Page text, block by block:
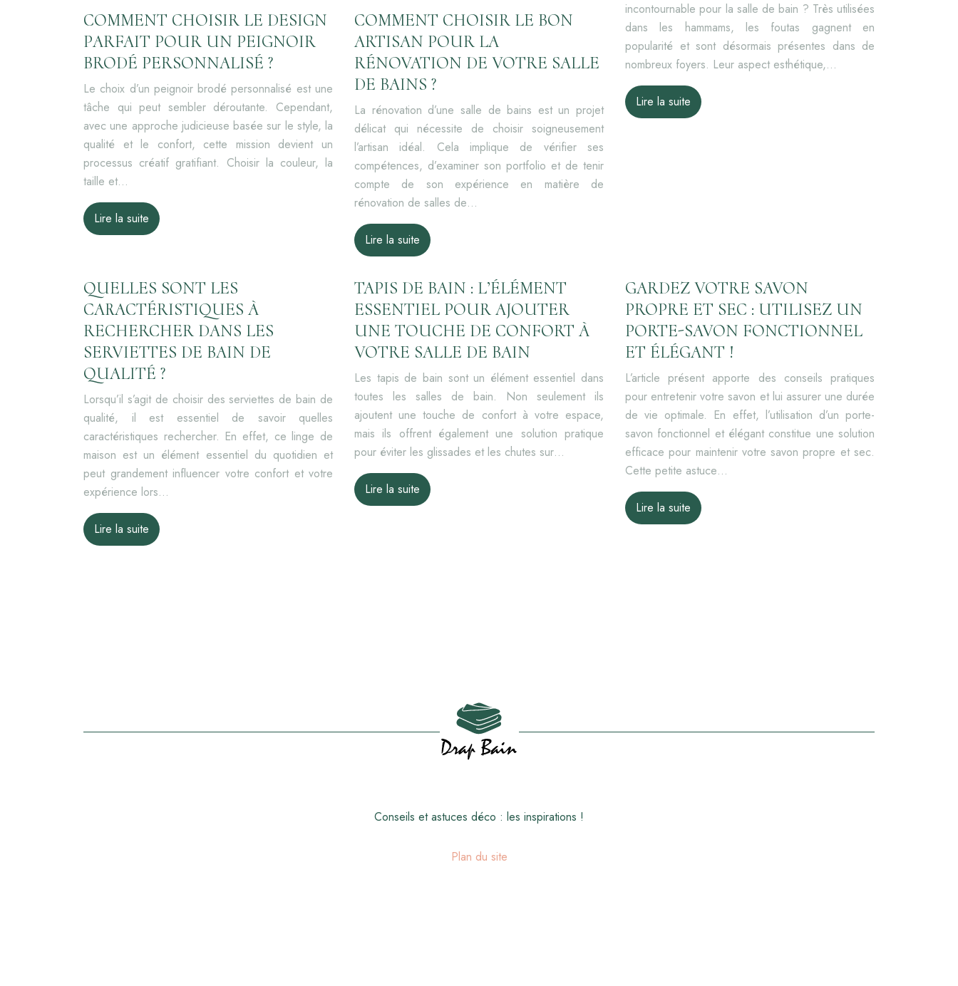
COMMENT CHOISIR LE DESIGN
PARFAIT POUR UN PEIGNOIR
BRODÉ PERSONNALISÉ ?
Le choix d’un peignoir brodé personnalisé est une
tâche qui peut sembler déroutante. Cependant,
avec une approche judicieuse basée sur le style, la
qualité et le confort, cette mission devient un
processus créatif gratifiant. Choisir la couleur, la
taille et…
Lire la suite
COMMENT CHOISIR LE BON
ARTISAN POUR LA
RÉNOVATION DE VOTRE SALLE
DE BAINS ?
La rénovation d’une salle de bains est un projet
délicat qui nécessite de choisir soigneusement
l’artisan idéal. Cela implique de vérifier ses
compétences, d’examiner son portfolio et de tenir
compte de son expérience en matière de
rénovation de salles de…
Lire la suite
incontournable pour la salle de bain ? Très utilisées
dans les hammams, les foutas gagnent en
popularité et sont désormais présentes dans de
nombreux foyers. Leur aspect esthétique,…
Lire la suite
QUELLES SONT LES
CARACTÉRISTIQUES À
RECHERCHER DANS LES
SERVIETTES DE BAIN DE
QUALITÉ ?
Lorsqu’il s’agit de choisir des serviettes de bain de
qualité, il est essentiel de savoir quelles
caractéristiques rechercher. En effet, ce linge de
maison est un élément essentiel du quotidien et
peut grandement influencer votre confort et votre
expérience lors…
Lire la suite
TAPIS DE BAIN : L’ÉLÉMENT
ESSENTIEL POUR AJOUTER
UNE TOUCHE DE CONFORT À
VOTRE SALLE DE BAIN
Les tapis de bain sont un élément essentiel dans
toutes les salles de bain. Non seulement ils
ajoutent une touche de confort à votre espace,
mais ils offrent également une solution pratique
pour éviter les glissades et les chutes sur…
Lire la suite
GARDEZ VOTRE SAVON
PROPRE ET SEC : UTILISEZ UN
PORTE-SAVON FONCTIONNEL
ET ÉLÉGANT !
L’article présent apporte des conseils pratiques
pour entretenir votre savon et lui assurer une durée
de vie optimale. En effet, l’utilisation d’un porte-
savon fonctionnel et élégant constitue une solution
efficace pour maintenir votre savon propre et sec.
Cette petite astuce…
Lire la suite
Conseils et astuces déco : les inspirations !
Plan du site